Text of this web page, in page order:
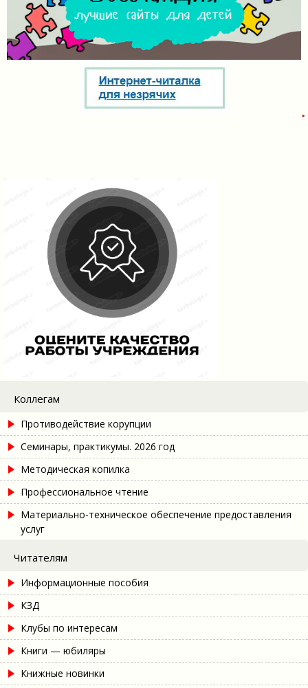
Коллегам
Противодействие корупции
Семинары, практикумы. 2026 год
Методическая копилка
Профессиональное чтение
Материально-техническое обеспечение предоставления
услуг
Читателям
Информационные пособия
КЗД
Клубы по интересам
Книги — юбиляры
Книжные новинки